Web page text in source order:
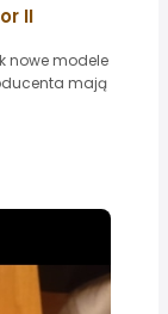
II
nowe modele
mają